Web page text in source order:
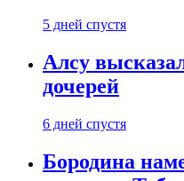
5 дней спустя
Алсу
дочерей
6 дней спустя
Бородина